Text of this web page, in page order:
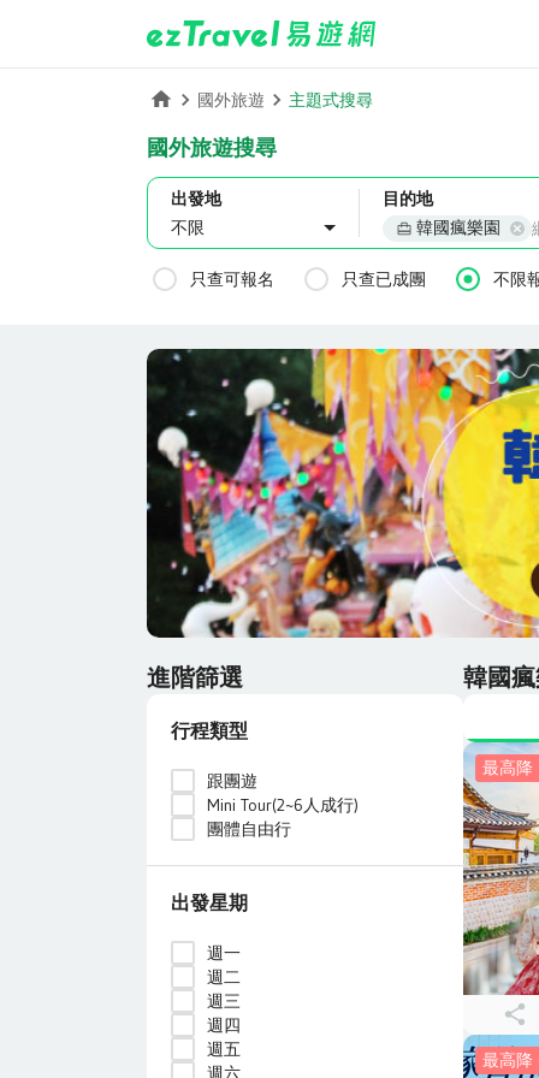
國外旅遊 主題式搜尋
國外旅遊搜尋
出發地
不限
目的地
韓國瘋樂園
只查可報名 只查已成團 不限
進階篩選
行程類型
跟團遊
Mini Tour(2~6人成行)
團體自由行
出發星期
週一
週二
週三
週四
週五
週六
韓國
最高降
最高降